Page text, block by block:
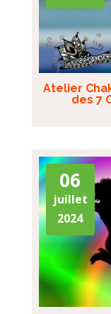
Atelier
des 7
06
juillet
2024